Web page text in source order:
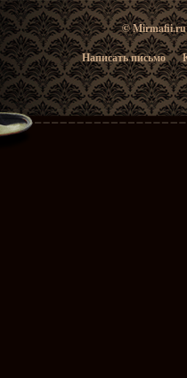
© Mirmafii.ru
Написать письмо